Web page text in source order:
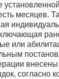
месяцев.
или
согласно